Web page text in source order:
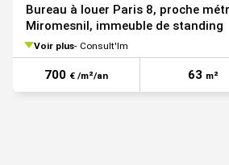
Bureau à louer Paris 8, proche
Miromesnil, immeuble de standing
Voir plus Consult'Im
700 € /m²/an 63 m²